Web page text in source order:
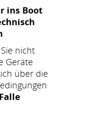
ins Boot
nicht
Geräte
über die